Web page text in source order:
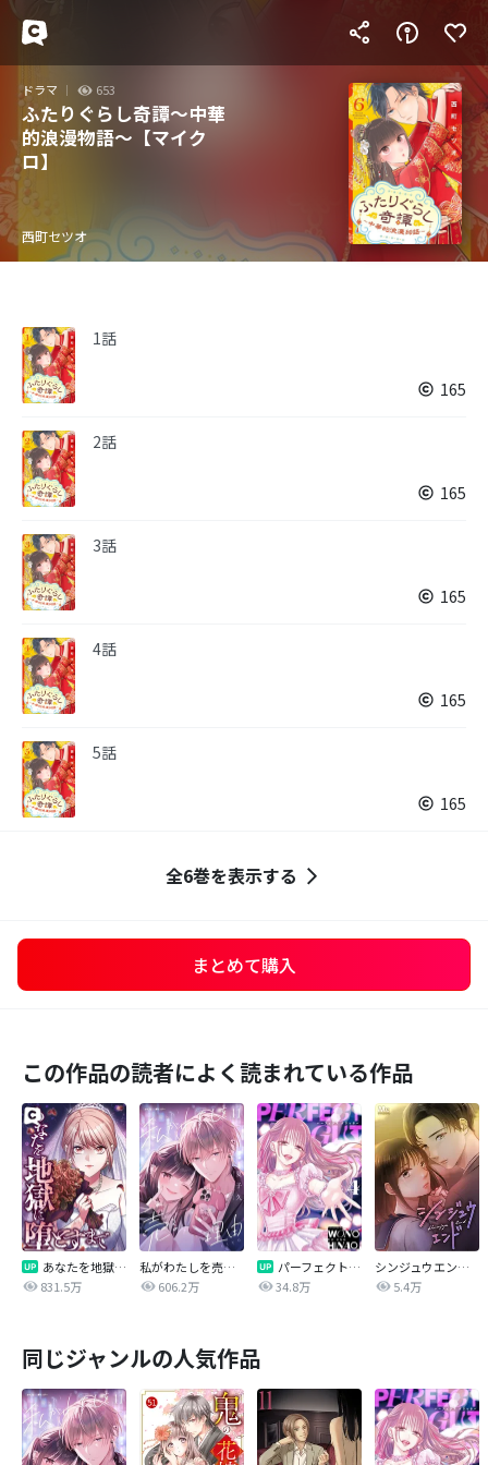
ドラマ 653
ふたりぐらし奇譚～中華
的浪漫物語～【マイク
ロ】
西町セツオ
1話
165
2話
165
3話
165
4話
165
5話
165
全6巻を表示する
まとめて購入
この作品の読者によく読まれている作品
あなたを地獄に堕とすまで
831.5万
私がわたしを売る理由
606.2万
パーフェクトグリッター
34.8万
シンジュウエンド【タテヨミ】
5.4万
同じジャンルの人気作品